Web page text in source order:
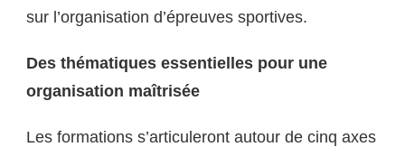
sur l’organisation d’épreuves sportives.
Des thématiques essentielles pour une
organisation maîtrisée
Les formations s’articuleront autour de cinq axes